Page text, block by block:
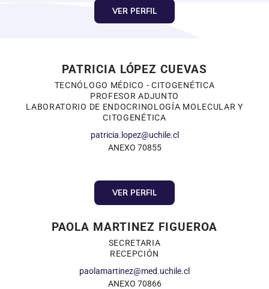
VER PERFIL
PATRICIA LÓPEZ CUEVAS
TECNÓLOGO MÉDICO - CITOGENÉTICA
PROFESOR ADJUNTO
LABORATORIO DE ENDOCRINOLOGÍA MOLECULAR Y
CITOGENÉTICA
patricia.lopez@uchile.cl
ANEXO 70855
VER PERFIL
PAOLA MARTINEZ FIGUEROA
SECRETARIA
RECEPCIÓN
paolamartinez@med.uchile.cl
ANEXO 70866